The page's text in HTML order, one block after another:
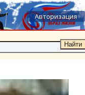
Авторизация
Найти